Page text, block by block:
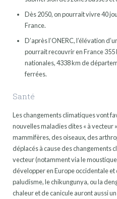
Dès 2050, on pourrait vivre 40
France.
D’après l’ONERC, l’élévation
pourrait recouvrir en France 355
nationales, 4338 km de
ferrées.
Santé
Les changements climatiques vont
nouvelles maladies dites « à vecteur
mammifères, des oiseaux, des
déplacés à cause des changements
vecteur (notamment via le
développer en Europe occidentale
paludisme, le chikungunya, ou la
chaleur et de canicule auront aussi